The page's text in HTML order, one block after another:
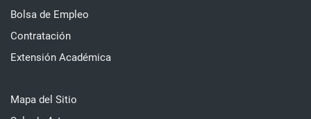
Bolsa de Empleo
Contratación
Extensión Académica
Mapa del Sitio